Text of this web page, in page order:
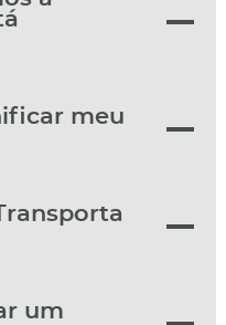
meu
um